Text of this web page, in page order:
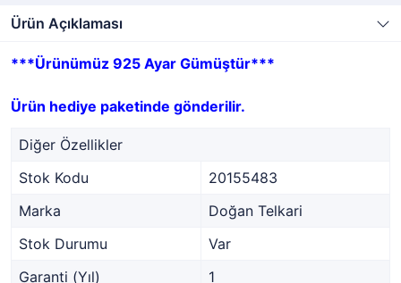
Ürün Açıklaması
***Ürünümüz 925 Ayar Gümüştür***
Ürün hediye paketinde gönderilir.
Diğer Özellikler
Stok Kodu
20155483
Marka
Doğan Telkari
Stok Durumu
Var
Garanti (Yıl)
1